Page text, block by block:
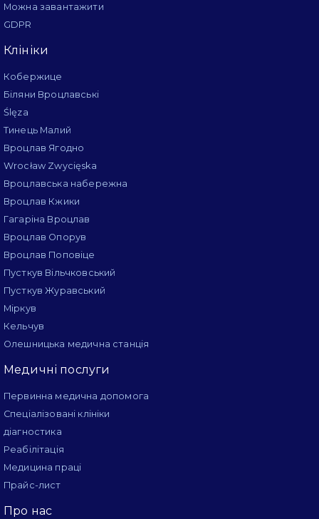
Можна завантажити
GDPR
Клініки
Кобержице
Біляни Вроцлавські
Ślęza
Тинець Малий
Вроцлав Ягодно
Wrocław Zwycięska
Вроцлавська набережна
Вроцлав Кжики
Гагаріна Вроцлав
Вроцлав Опорув
Вроцлав Поповіце
Пусткув Вільчковський
Пусткув Журавський
Міркув
Кельчув
Олешницька медична станція
Медичні послуги
Первинна медична допомога
Спеціалізовані клініки
діагностика
Реабілітація
Медицина праці
Прайс-лист
Про нас